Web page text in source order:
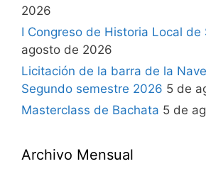
2026
I Congreso de Historia Local de
agosto de 2026
Licitación de la barra de la
Segundo semestre 2026 5 de
Masterclass de Bachata 5 de
Archivo Mensual